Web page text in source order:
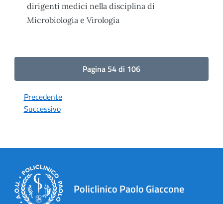
dirigenti medici nella disciplina di
Microbiologia e Virologia
Pagina 54 di 106
Precedente
Successivo
Policlinico Paolo Giaccone